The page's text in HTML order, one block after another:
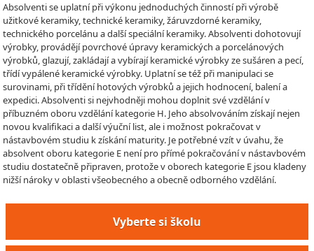
Absolventi se uplatní při výkonu jednoduchých činností při výrobě
užitkové keramiky, technické keramiky, žáruvzdorné keramiky,
technického porcelánu a další speciální keramiky. Absolventi dohotovují
výrobky, provádějí povrchové úpravy keramických a porcelánových
výrobků, glazují, zakládají a vybírají keramické výrobky ze sušáren a pecí,
třídí vypálené keramické výrobky. Uplatní se též při manipulaci se
surovinami, při třídění hotových výrobků a jejich hodnocení, balení a
expedici. Absolventi si nejvhodněji mohou doplnit své vzdělání v
příbuzném oboru vzdělání kategorie H. Jeho absolvováním získají nejen
novou kvalifikaci a další výuční list, ale i možnost pokračovat v
nástavbovém studiu k získání maturity. Je potřebné vzít v úvahu, že
absolvent oboru kategorie E není pro přímé pokračování v nástavbovém
studiu dostatečně připraven, protože v oborech kategorie E jsou kladeny
nižší nároky v oblasti všeobecného a obecně odborného vzdělání.
Vyberte si školu